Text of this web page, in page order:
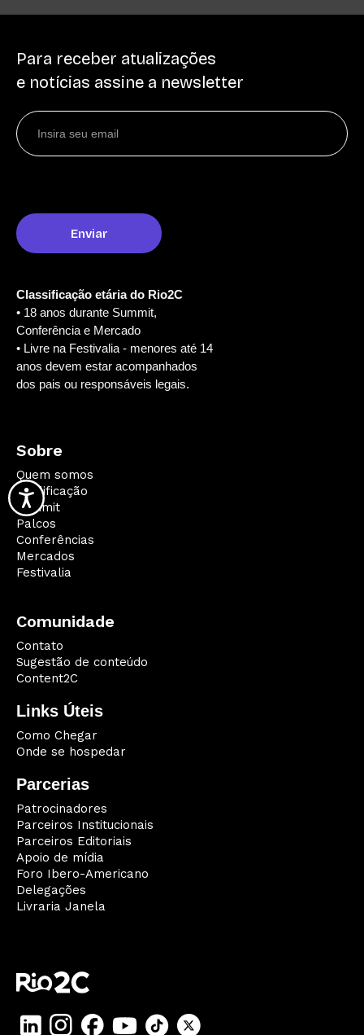
Para receber atualizações
e notícias assine a newsletter
Classificação etária do Rio2C
• 18 anos durante Summit,
Conferência e Mercado
• Livre na Festivalia - menores até 14
anos devem estar acompanhados
dos pais ou responsáveis legais.
Sobre
Quem somos
Qualificação
Summit
Palcos
Conferências
Mercados
Festivalia
Comunidade
Contato
Sugestão de conteúdo
Content2C
Links Úteis
Como Chegar
Onde se hospedar
Parcerias
Patrocinadores
Parceiros Institucionais
Parceiros Editoriais
Apoio de mídia
Foro Ibero-Americano
Delegações
Livraria Janela